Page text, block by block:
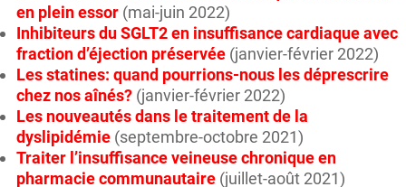
en plein essor (mai-juin 2022)
Inhibiteurs du SGLT2 en insuffisance cardiaque avec
fraction d’éjection préservée (janvier-février 2022)
Les statines: quand pourrions-nous les déprescrire
chez nos aînés? (janvier-février 2022)
Les nouveautés dans le traitement de la
dyslipidémie (septembre-octobre 2021)
Traiter l’insuffisance veineuse chronique en
pharmacie communautaire (juillet-août 2021)